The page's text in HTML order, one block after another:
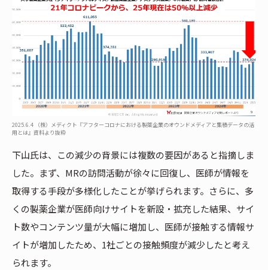
2025.6.4 （株）メディクト『アフターコロナにおける製薬企業のオウンドメディアと集積データの活
用とは』資料より抜粋
下山氏は、この減少の背景には複数の要因があると指摘しま
した。まず、MRの訪問活動が徐々に回復し、医師が情報を
取得する手段が多様化したことが挙げられます。さらに、多
くの製薬企業が医師向けサイトを新設・拡充した結果、サイ
ト数やコンテンツ量が大幅に増加し、医師が接触する情報サ
イトが増加したため、1社ごとの接触頻度が減少したと考え
られます。